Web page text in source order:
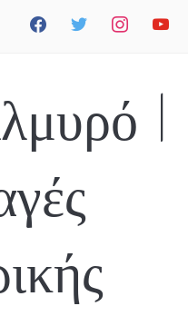
facebook twitter instagramyoutube
|